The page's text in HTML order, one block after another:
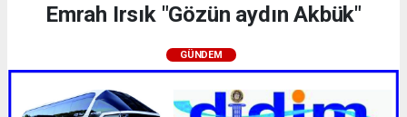
Emrah Irsık "Gözün aydın Akbük"
GÜNDEM